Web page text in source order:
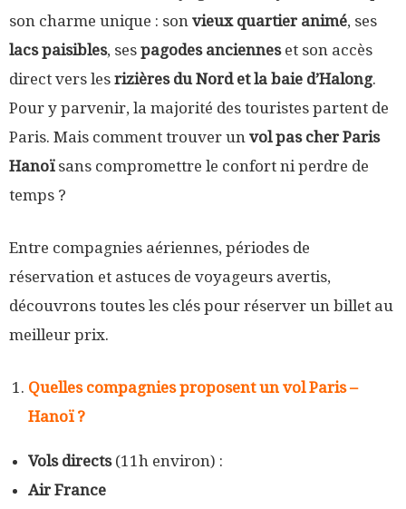
son charme unique : son vieux quartier animé, ses
lacs paisibles, ses pagodes ancienneset son accès
direct vers les rizières du Nord et la baie d’Halong.
Pour y parvenir, la majorité des touristes partent de
Paris. Mais comment trouver un vol pas cher Paris
Hanoïsans compromettre le confort ni perdre de
temps ?
Entre compagnies aériennes, périodes de
réservation et astuces de voyageurs avertis,
découvrons toutes les clés pour réserver un billet au
meilleur prix.
Quelles compagnies proposent un vol Paris –
Hanoï ?
Vols directs(11h environ) :
Air France